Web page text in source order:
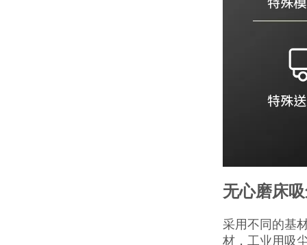
无心磨床
采用不同的基
材，工业用吸